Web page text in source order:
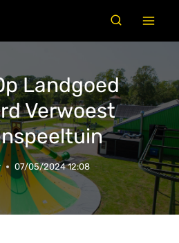
Landgoed
Verwoest
07/05/2024 12:08